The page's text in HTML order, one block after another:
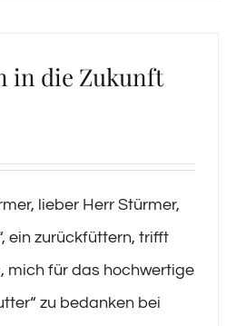
in die Zukunft
lieber Herr Stürmer,
ein zurückfüttern, trifft
mich für das hochwertige
zu bedanken bei